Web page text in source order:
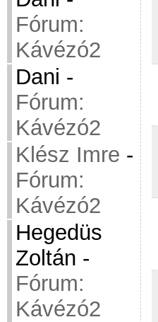
Fórum:
Kávézó2
Dani -
Fórum:
Kávézó2
Klész Imre -
Fórum:
Kávézó2
Hegedüs
Zoltán -
Fórum:
Kávézó2